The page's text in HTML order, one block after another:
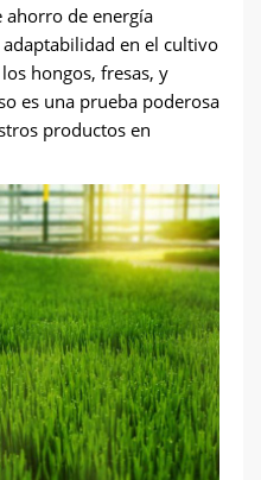
ahorro de energía
en el cultivo
hongos, fresas, y
es una prueba poderosa
productos en